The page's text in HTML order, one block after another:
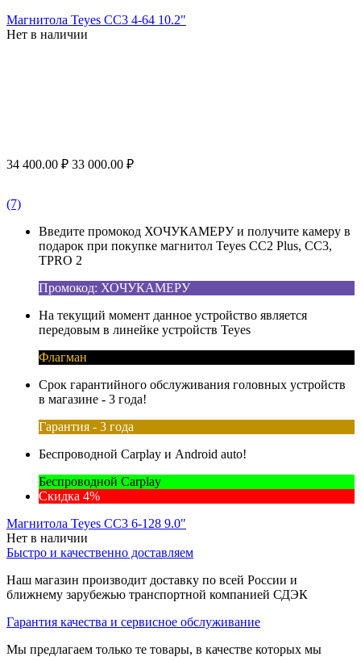
Магнитола Teyes CC3 4-64 10.2"
Нет в наличии
34 400.00 ₽ 33 000.00 ₽
(7)
Введите промокод ХОЧУКАМЕРУ и получите камеру в
подарок при покупке магнитол Teyes CC2 Plus, CC3,
TPRO 2
Промокод: ХОЧУКАМЕРУ
На текущий момент данное устройство является
передовым в линейке устройств Teyes
Флагман
Срок гарантийного обслуживания головных устройств
в магазине - 3 года!
Гарантия - 3 года
Беспроводной Carplay и Android auto!
Беспроводной Carplay
Скидка 4%
Магнитола Teyes CC3 6-128 9.0"
Нет в наличии
Быстро и качественно доставляем
Наш магазин производит доставку по всей России и
ближнему зарубежью транспортной компанией СДЭК
Гарантия качества и сервисное обслуживание
Мы предлагаем только те товары, в качестве которых мы